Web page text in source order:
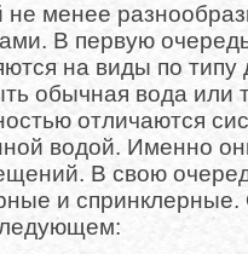
менее
В первую
на виды по типу
обычная вода или
отличаются
водой. Именно
В свою
и